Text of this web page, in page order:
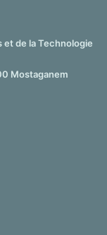
et de la Technologie
Mostaganem